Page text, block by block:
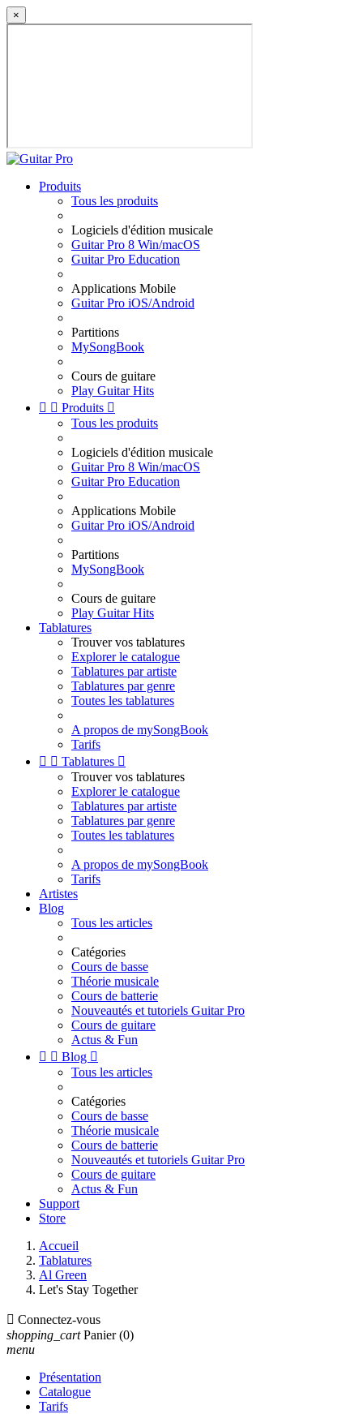
×
Produits
Tous les produits
Logiciels d'édition musicale
Guitar Pro 8 Win/macOS
Guitar Pro Education
Applications Mobile
Guitar Pro iOS/Android
Partitions
MySongBook
Cours de guitare
Play Guitar Hits
  Produits 
Tous les produits
Logiciels d'édition musicale
Guitar Pro 8 Win/macOS
Guitar Pro Education
Applications Mobile
Guitar Pro iOS/Android
Partitions
MySongBook
Cours de guitare
Play Guitar Hits
Tablatures
Trouver vos tablatures
Explorer le catalogue
Tablatures par artiste
Tablatures par genre
Toutes les tablatures
A propos de mySongBook
Tarifs
  Tablatures 
Trouver vos tablatures
Explorer le catalogue
Tablatures par artiste
Tablatures par genre
Toutes les tablatures
A propos de mySongBook
Tarifs
Artistes
Blog
Tous les articles
Catégories
Cours de basse
Théorie musicale
Cours de batterie
Nouveautés et tutoriels Guitar Pro
Cours de guitare
Actus & Fun
  Blog 
Tous les articles
Catégories
Cours de basse
Théorie musicale
Cours de batterie
Nouveautés et tutoriels Guitar Pro
Cours de guitare
Actus & Fun
Support
Store
Accueil
Tablatures
Al Green
Let's Stay Together
 Connectez-vous
shopping_cart Panier (0)
menu
Présentation
Catalogue
Tarifs